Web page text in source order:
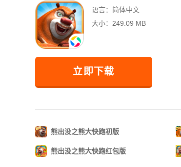
语言： 简体中文
大小： 249.09 MB
立即下载
熊出没之熊大快跑初版
熊出没之熊大快跑红包版